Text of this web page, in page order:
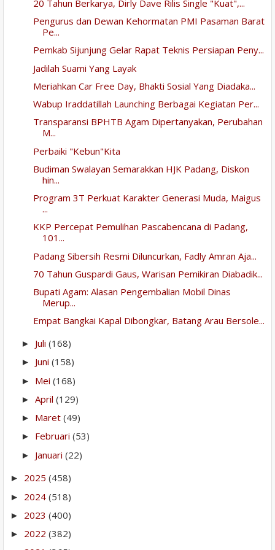
20 Tahun Berkarya, Dirly Dave Rilis Single "Kuat",...
Pengurus dan Dewan Kehormatan PMI Pasaman Barat
Pe...
Pemkab Sijunjung Gelar Rapat Teknis Persiapan Peny...
Jadilah Suami Yang Layak
Meriahkan Car Free Day, Bhakti Sosial Yang Diadaka...
Wabup Iraddatillah Launching Berbagai Kegiatan Per...
Transparansi BPHTB Agam Dipertanyakan, Perubahan
M...
Perbaiki "Kebun"Kita
Budiman Swalayan Semarakkan HJK Padang, Diskon
hin...
Program 3T Perkuat Karakter Generasi Muda, Maigus
...
KKP Percepat Pemulihan Pascabencana di Padang,
101...
Padang Sibersih Resmi Diluncurkan, Fadly Amran Aja...
70 Tahun Guspardi Gaus, Warisan Pemikiran Diabadik...
Bupati Agam: Alasan Pengembalian Mobil Dinas
Merup...
Empat Bangkai Kapal Dibongkar, Batang Arau Bersole...
► Juli (168)
► Juni (158)
► Mei (168)
► April (129)
► Maret (49)
► Februari (53)
► Januari (22)
► 2025 (458)
► 2024 (518)
► 2023 (400)
► 2022 (382)